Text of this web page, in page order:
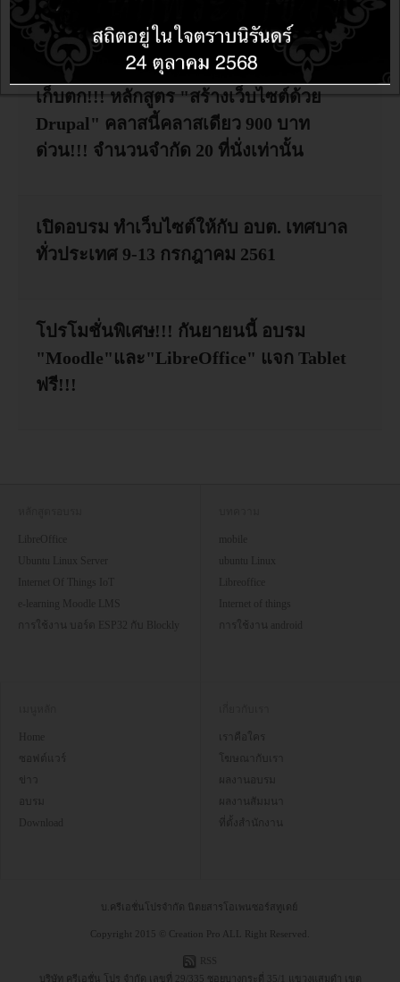
รุ่น 3 วันที่ 21-22 กรกฎาคม 2555 นี้
เก็บตก!!! หลักสูตร "สร้างเว็บไซต์ด้วย
Drupal" คลาสนี้คลาสเดียว 900 บาท
ด่วน!!! จำนวนจำกัด 20 ที่นั่งเท่านั้น
เปิดอบรม ทำเว็บไซต์ให้กับ อบต. เทศบาล
ทั่วประเทศ 9-13 กรกฎาคม 2561
โปรโมชั่นพิเศษ!!! กันยายนนี้ อบรม
"Moodle"และ"LibreOffice" แจก Tablet
ฟรี!!!
LibreOffice
Ubuntu Linux Server
Internet Of Things IoT
e-learning Moodle LMS
การใช้งาน บอร์ด ESP32 กับ Blockly
mobile
ubuntu Linux
Internet of things
การใช้งาน android
Home
ซอฟต์แวร์
ข่าว
อบรม
Download
เราคือใคร
โฆษณากับเรา
ผลงานอบรม
ผลงานสัมมนา
ที่ตั้งสำนักงาน
บ.ครีเอชั่นโปรจำกัด นิตยสารโอเพนซอร์สทูเดย์
Copyright 2015 © Creation Pro ALL Right Reserved.
RSS
บริษัท ครีเอชั่น โปร จำกัด เลขที่ 29/335 ซอยบางกระดี่ 35/1 แขวงแสมดำ เขต